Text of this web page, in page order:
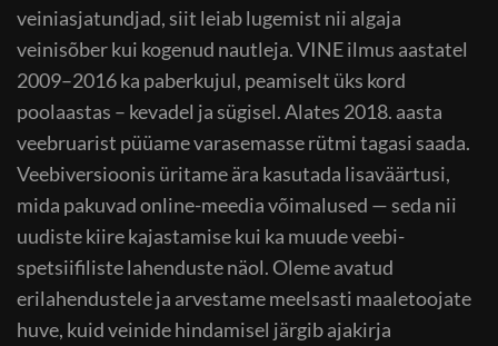
veiniasjatundjad, siit leiab lugemist nii algaja
veinisõber kui kogenud nautleja. VINE ilmus aastatel
2009–2016 ka paberkujul, peamiselt üks kord
poolaastas – kevadel ja sügisel. Alates 2018. aasta
veebruarist püüame varasemasse rütmi tagasi saada.
Veebiversioonis üritame ära kasutada lisaväärtusi,
mida pakuvad online-meedia võimalused — seda nii
uudiste kiire kajastamise kui ka muude veebi-
spetsiifiliste lahenduste näol. Oleme avatud
erilahendustele ja arvestame meelsasti maaletoojate
huve, kuid veinide hindamisel järgib ajakirja